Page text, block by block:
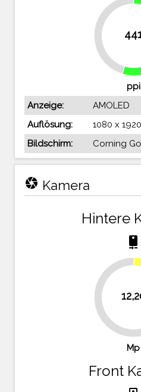
45.4%
ppi
Anzeige:
AMOLED
Auflösung:
1080 x 1920
Bildschirm:
Corning
camera Kamera
Hintere
camera_rear
69.5%
Mp
Front